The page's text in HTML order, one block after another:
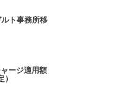
ト事務所移
ージ適用額